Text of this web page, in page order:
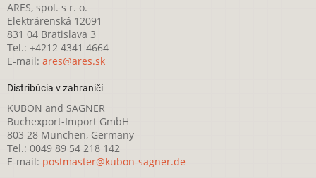
ARES, spol. s r. o.
Elektrárenská 12091
831 04 Bratislava 3
Tel.: +4212 4341 4664
E-mail: ares@ares.sk
Distribúcia v zahraničí
KUBON and SAGNER
Buchexport-Import GmbH
803 28 München, Germany
Tel.: 0049 89 54 218 142
E-mail: postmaster@kubon-sagner.de